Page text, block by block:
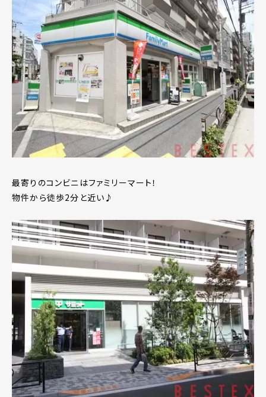
最寄りのコンビニはファミリーマート！
物件から徒歩2分と近い♪